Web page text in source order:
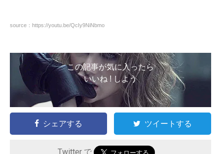
source：https://youtu.be/QcIy9NiNbmo
この記事が気に入ったら
いいね ! しよう
シェアする ツイートする
Twitter で